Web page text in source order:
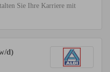
Sie Ihre Karriere mit
d)